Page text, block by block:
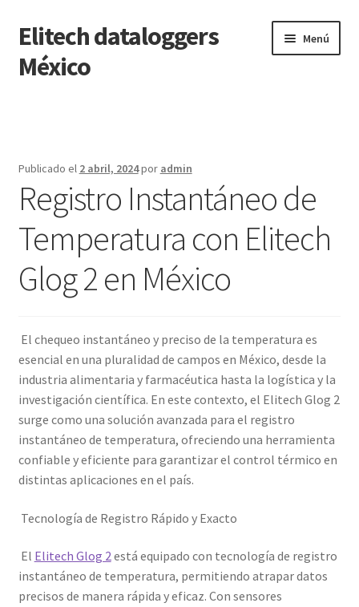
Saltar
a
navegación
Ir
al
contenido
Elitech dataloggers
México
Menú
Finalizar compra
Mi cuenta
Página de ejemplo
Publicado el 2 abril, 2024por admin
Registro Instantáneo de
Temperatura con Elitech
Glog 2 en México
El chequeo instantáneo y preciso de la temperatura es
esencial en una pluralidad de campos en México, desde la
industria alimentaria y farmacéutica hasta la logística y la
investigación científica. En este contexto, el Elitech Glog 2
surge como una solución avanzada para el registro
instantáneo de temperatura, ofreciendo una herramienta
confiable y eficiente para garantizar el control térmico en
distintas aplicaciones en el país.
Tecnología de Registro Rápido y Exacto
El Elitech Glog 2está equipado con tecnología de registro
instantáneo de temperatura, permitiendo atrapar datos
precisos de manera rápida y eficaz. Con sensores